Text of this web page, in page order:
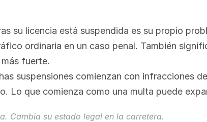
su licencia está suspendida es su propio
ordinaria en un caso penal. También
fuerte.
suspensiones comienzan con infracciones
Lo que comienza como una multa puede
Cambia su estado legal en la carretera.